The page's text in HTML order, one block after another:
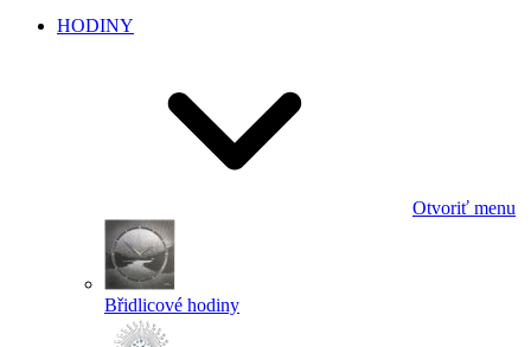
HODINY
Otvoriť menu
Břidlicové hodiny